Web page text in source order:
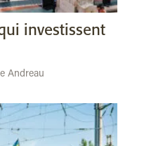
investissent
Andreau